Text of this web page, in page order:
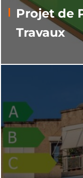
Projet de
Travaux